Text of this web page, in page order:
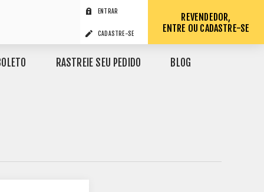
ENTRAR
CADASTRE-SE
REVENDEDOR,
ENTRE OU CADASTRE-SE
RASTREIE SEU PEDIDO BLOG